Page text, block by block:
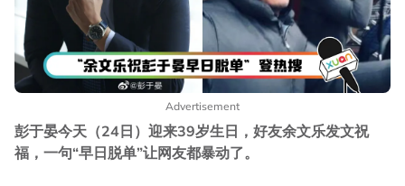
Advertisement
彭于晏今天（24日）迎来39岁生日，好友余文乐发文祝
福，一句“早日脱单”让网友都暴动了。